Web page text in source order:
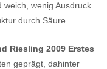
wenig Ausdruck
durch Säure
Riesling 2009 Erstes
geprägt, dahinter